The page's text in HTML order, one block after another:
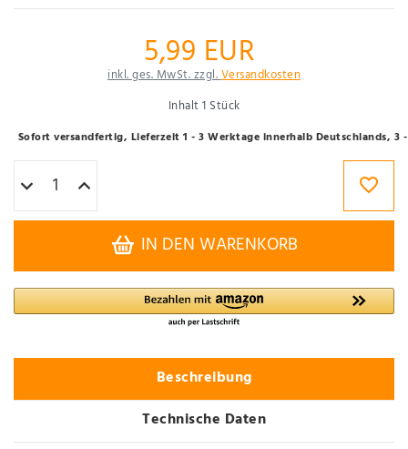
5,99 EUR
inkl. ges. MwSt. zzgl.Versandkosten
Inhalt1 Stück
Sofort versandfertig, Lieferzeit 1 - 3 Werktage innerhalb Deutschlands, 3
IN DEN WARENKORB
Beschreibung
Technische Daten